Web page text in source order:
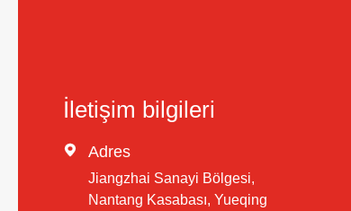
İletişim bilgileri
 Adres
Jiangzhai Sanayi Bölgesi,
Nantang Kasabası, Yueqing